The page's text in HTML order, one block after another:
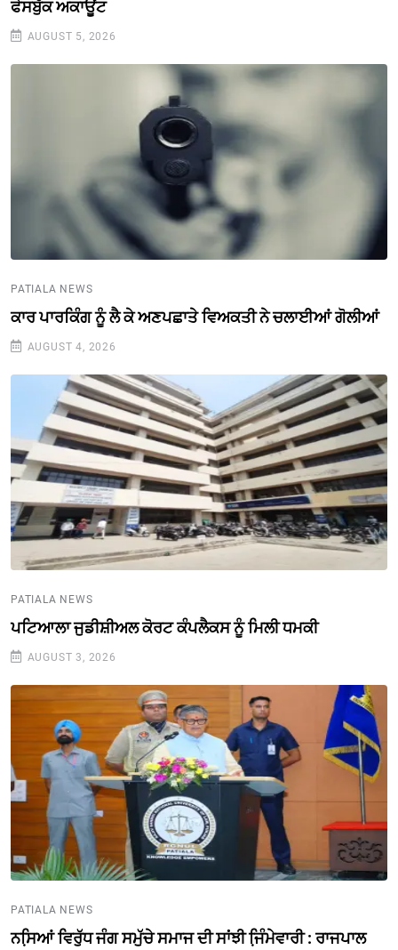
ਫੇਸਬੁੱਕ ਅਕਾਊਂਟ
AUGUST 5, 2026
PATIALA NEWS
ਕਾਰ ਪਾਰਕਿੰਗ ਨੂੰ ਲੈ ਕੇ ਅਣਪਛਾਤੇ ਵਿਅਕਤੀ ਨੇ ਚਲਾਈਆਂ ਗੋਲੀਆਂ
AUGUST 4, 2026
PATIALA NEWS
ਪਟਿਆਲਾ ਜੁਡੀਸ਼ੀਅਲ ਕੋਰਟ ਕੰਪਲੈਕਸ ਨੂੰ ਮਿਲੀ ਧਮਕੀ
AUGUST 3, 2026
PATIALA NEWS
ਨਸਿ਼ਆਂ ਵਿਰੁੱਧ ਜੰਗ ਸਮੁੱਚੇ ਸਮਾਜ ਦੀ ਸਾਂਝੀ ਜਿ਼ੰਮੇਵਾਰੀ : ਰਾਜਪਾਲ